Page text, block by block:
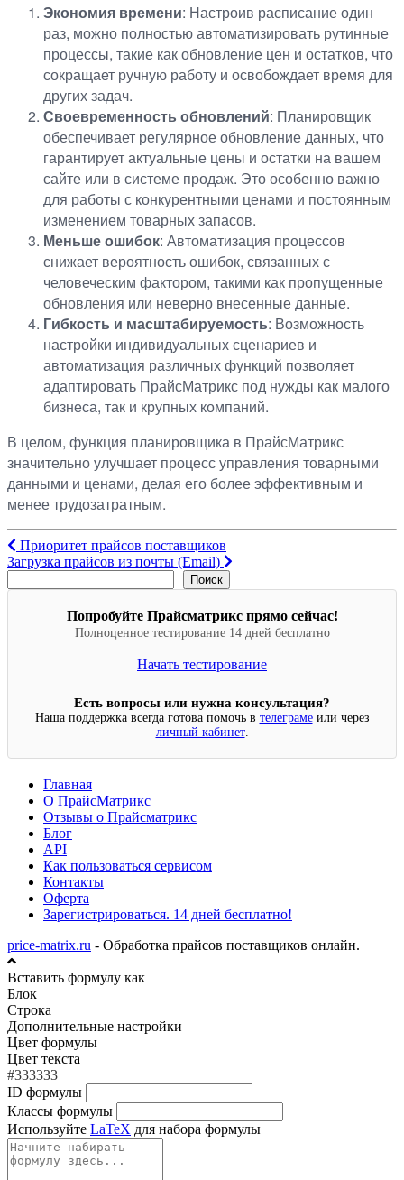
Экономия времени: Настроив расписание один
раз, можно полностью автоматизировать рутинные
процессы, такие как обновление цен и остатков, что
сокращает ручную работу и освобождает время для
других задач.
Своевременность обновлений: Планировщик
обеспечивает регулярное обновление данных, что
гарантирует актуальные цены и остатки на вашем
сайте или в системе продаж. Это особенно важно
для работы с конкурентными ценами и постоянным
изменением товарных запасов.
Меньше ошибок: Автоматизация процессов
снижает вероятность ошибок, связанных с
человеческим фактором, такими как пропущенные
обновления или неверно внесенные данные.
Гибкость и масштабируемость: Возможность
настройки индивидуальных сценариев и
автоматизация различных функций позволяет
адаптировать ПрайсМатрикс под нужды как малого
бизнеса, так и крупных компаний.
В целом, функция планировщика в ПрайсМатрикс
значительно улучшает процесс управления товарными
данными и ценами, делая его более эффективным и
менее трудозатратным.
Навигация
по
записям
Приоритет прайсов поставщиков
Загрузка прайсов из почты (Email)
Поиск
Попробуйте Прайсматрикс прямо сейчас!
Полноценное тестирование 14 дней бесплатно
Начать тестирование
Есть вопросы или нужна консультация?
Наша поддержка всегда готова помочь в телеграме или через
личный кабинет.
Главная
О ПрайсМатрикс
Отзывы о Прайсматрикс
Блог
API
Как пользоваться сервисом
Контакты
Оферта
Зарегистрироваться. 14 дней бесплатно!
price-matrix.ru - Обработка прайсов поставщиков онлайн.
Вставить формулу как
Блок
Строка
Дополнительные настройки
Цвет формулы
Цвет текста
#333333
ID формулы
Классы формулы
Используйте LaTeX для набора формулы